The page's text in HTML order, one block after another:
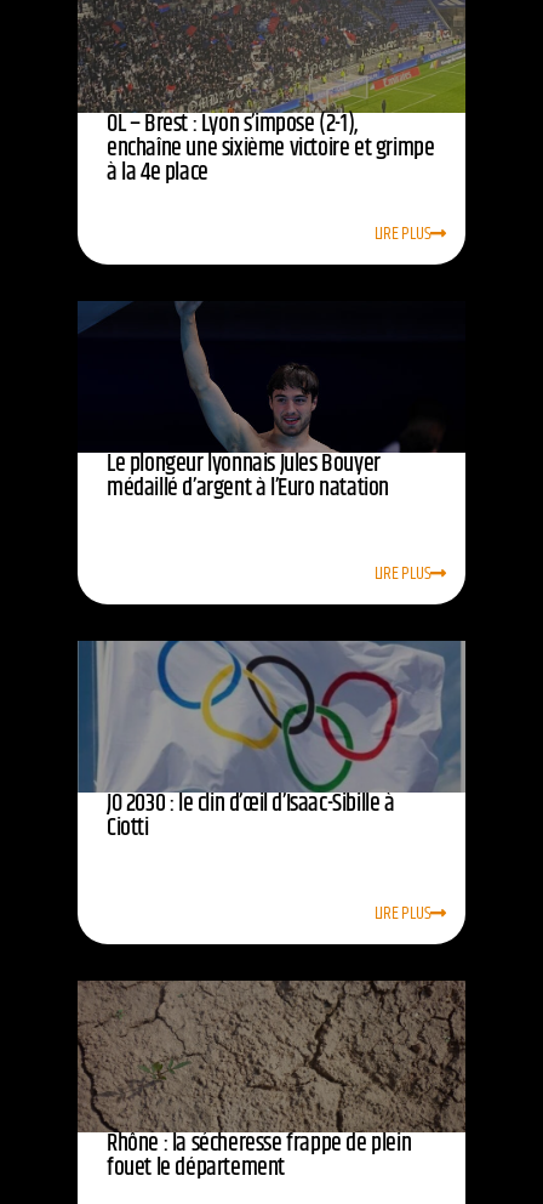
OL – Brest : Lyon s’impose (2-1),
enchaîne une sixième victoire et grimpe
à la 4e place
LIRE PLUS
Le plongeur lyonnais Jules Bouyer
médaillé d’argent à l’Euro natation
LIRE PLUS
JO 2030 : le clin d’œil d’Isaac-Sibille à
Ciotti
LIRE PLUS
Rhône : la sécheresse frappe de plein
fouet le département